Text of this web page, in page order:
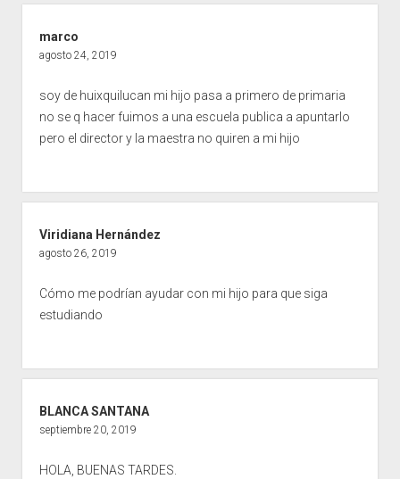
marco
agosto 24, 2019
soy de huixquilucan mi hijo pasa a primero de primaria
no se q hacer fuimos a una escuela publica a apuntarlo
pero el director y la maestra no quiren a mi hijo
Viridiana Hernández
agosto 26, 2019
Cómo me podrían ayudar con mi hijo para que siga
estudiando
BLANCA SANTANA
septiembre 20, 2019
HOLA, BUENAS TARDES.